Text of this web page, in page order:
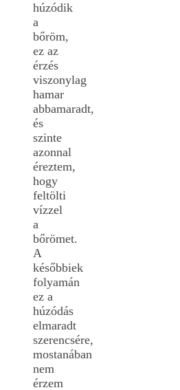
húzódik
a
bőröm,
ez az
érzés
viszonylag
hamar
abbamaradt,
és
szinte
azonnal
éreztem,
hogy
feltölti
vízzel
a
bőrömet.
A
későbbiek
folyamán
ez a
húzódás
elmaradt
szerencsére,
mostanában
nem
érzem